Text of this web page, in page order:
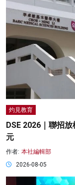
灼見教育
DSE 2026｜聯招
元
作者: 本社編輯部
2026-08-05